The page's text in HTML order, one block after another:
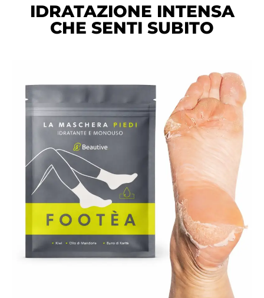
IDRATAZIONE INTENSA
CHE SENTI SUBITO